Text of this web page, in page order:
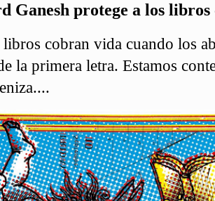
Ganesh protege a los libros
cobran vida cuando los
la primera letra. Estamos